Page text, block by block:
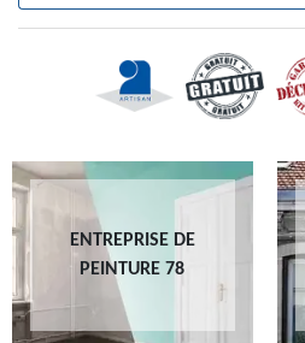
ENTREPRISE DE
PEINTURE 78